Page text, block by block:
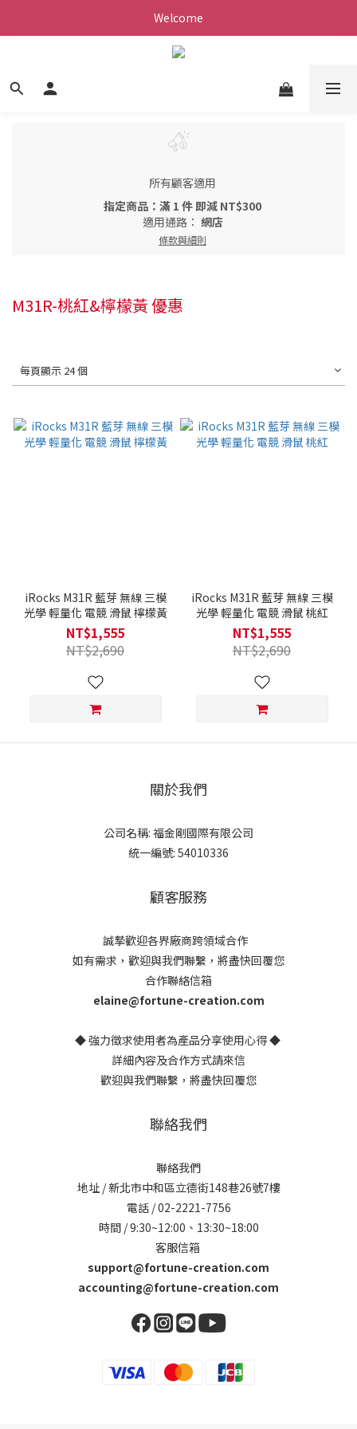
Welcome
所有顧客適用
指定商品：滿 1 件 即減 NT$300
適用通路： 網店
條款與細則
M31R-桃紅&檸檬黃 優惠
每頁顯示 24 個
iRocks M31R 藍芽 無線 三模
光學 輕量化 電競 滑鼠 檸檬黃
NT$1,555
NT$2,690
iRocks M31R 藍芽 無線 三模
光學 輕量化 電競 滑鼠 桃紅
NT$1,555
NT$2,690
關於我們
公司名稱: 福金剛國際有限公司
統一編號: 54010336
顧客服務
誠摯歡迎各界廠商跨領域合作
如有需求，歡迎與我們聯繫，將盡快回覆您
合作聯絡信箱
elaine@fortune-creation.com
◆ 強力徵求使用者為產品分享使用心得 ◆
詳細內容及合作方式請來信
歡迎與我們聯繫，將盡快回覆您
聯絡我們
聯絡我們
地址 / 新北市中和區立德街148巷26號7樓
電話 / 02-2221-7756
時間 / 9:30~12:00、13:30~18:00
客服信箱
support@fortune-creation.com
accounting@fortune-creation.com